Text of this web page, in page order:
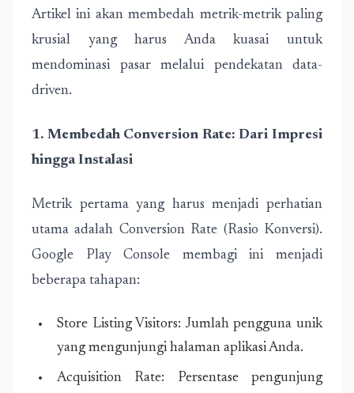
Artikel ini akan membedah metrik-metrik paling
krusial yang harus Anda kuasai untuk
mendominasi pasar melalui pendekatan data-
driven.
1. Membedah Conversion Rate: Dari Impresi
hingga Instalasi
Metrik pertama yang harus menjadi perhatian
utama adalah Conversion Rate (Rasio Konversi).
Google Play Console membagi ini menjadi
beberapa tahapan:
Store Listing Visitors: Jumlah pengguna unik
yang mengunjungi halaman aplikasi Anda.
Acquisition Rate: Persentase pengunjung